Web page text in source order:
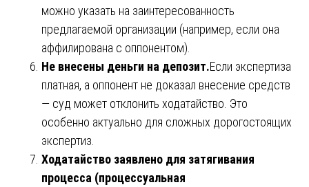
можно указать на заинтересованность
предлагаемой организации (например, если она
аффилирована с оппонентом).
Не внесены деньги на депозит.Если экспертиза
платная, а оппонент не доказал внесение средств
— суд может отклонить ходатайство. Это
особенно актуально для сложных дорогостоящих
экспертиз.
Ходатайство заявлено для затягивания
процесса (процессуальная